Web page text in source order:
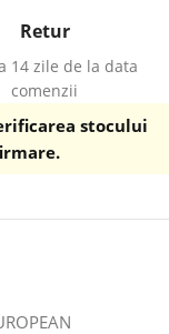
Retur
14 zile de la data
comenzii
stocului